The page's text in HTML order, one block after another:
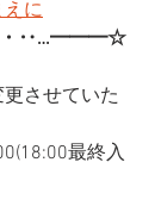
えに
‥…━━━☆
させていた
最終入